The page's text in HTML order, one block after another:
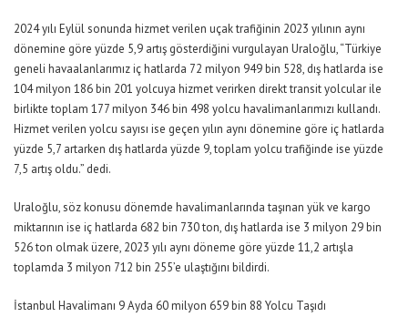
2024 yılı Eylül sonunda hizmet verilen uçak trafiğinin 2023 yılının aynı
dönemine göre yüzde 5,9 artış gösterdiğini vurgulayan Uraloğlu,“Türkiye
geneli havaalanlarımız iç hatlarda 72 milyon 949 bin 528, dış hatlarda ise
104 milyon 186 bin 201 yolcuya hizmet verirken direkt transit yolcular ile
birlikte toplam 177 milyon 346 bin 498 yolcu havalimanlarımızı kullandı.
Hizmet verilen yolcu sayısı ise geçen yılın aynı dönemine göre iç hatlarda
yüzde 5,7 artarken dış hatlarda yüzde 9, toplam yolcu trafiğinde ise yüzde
7,5 artış oldu.” dedi.
Uraloğlu, söz konusu dönemde havalimanlarında taşınan yük ve kargo
miktarının ise iç hatlarda 682 bin 730 ton, dış hatlarda ise 3 milyon 29 bin
526 ton olmak üzere, 2023 yılı aynı döneme göre yüzde 11,2 artışla
toplamda 3 milyon 712 bin 255’e ulaştığını bildirdi.
İstanbul Havalimanı 9 Ayda 60 milyon 659 bin 88 Yolcu Taşıdı